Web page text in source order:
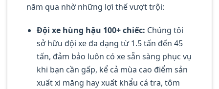
năm qua nhờ những lợi thế vượt trội:
Đội xe hùng hậu 100+ chiếc: Chúng tôi
sở hữu đội xe đa dạng từ 1.5 tấn đến 45
tấn, đảm bảo luôn có xe sẵn sàng phục vụ
khi bạn cần gấp, kể cả mùa cao điểm sản
xuất xi măng hay xuất khẩu cá tra, tôm